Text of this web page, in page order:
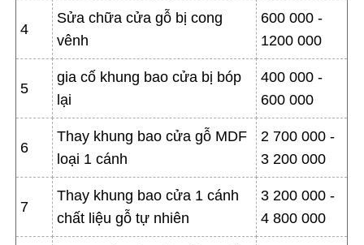
4
Sửa chữa cửa gỗ bị cong
vênh
600 000 -
1200 000
5
gia cố khung bao cửa bị bóp
lại
400 000 -
600 000
6
Thay khung bao cửa gỗ MDF
loại 1 cánh
2 700 000 -
3 200 000
7
Thay khung bao cửa 1 cánh
chất liệu gỗ tự nhiên
3 200 000 -
4 800 000